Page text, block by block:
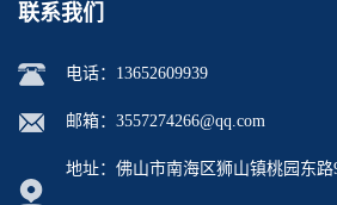
联系我们
电话： 13652609939
邮箱： 3557274266@qq.com
地址：佛山市南海区狮山镇桃园东